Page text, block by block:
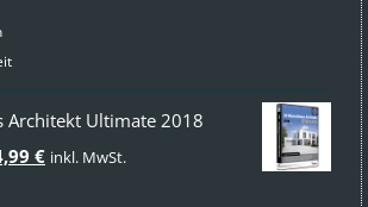
Architekt Ultimate 2018
€Aktueller
inkl. MwSt.